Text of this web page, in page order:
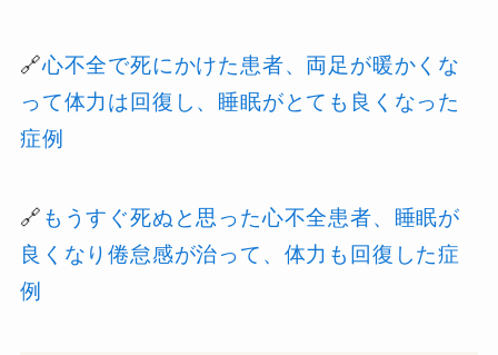
🔗心不全で死にかけた患者、両足が暖かくな
って体力は回復し、睡眠がとても良くなった
症例
🔗 もうすぐ死ぬと思った心不全患者、睡眠が
良くなり倦怠感が治って、体力も回復した症
例